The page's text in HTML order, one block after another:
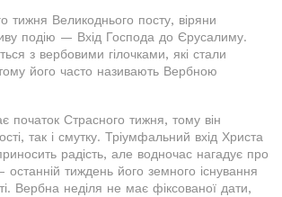
тижня Великоднього посту, віряни
подію — Вхід Господа до Єрусалиму.
з вербовими гілочками, які стали
його часто називають Вербною
початок Страсного тижня, тому він
так і смутку. Тріумфальний вхід Христа
радість, але водночас нагадує про
тиждень його земного існування
Вербна неділя не має фіксованої дати,